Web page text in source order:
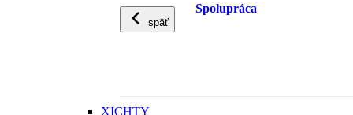
späť
Spolupráca
XICHTY